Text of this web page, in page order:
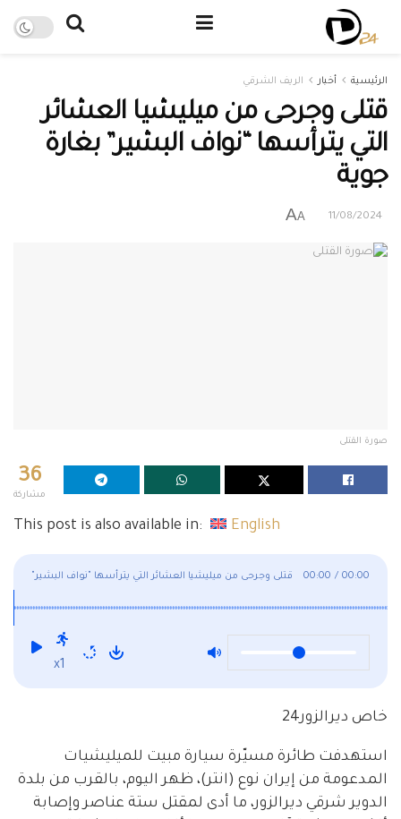
الرئيسية أخبار الريف الشرقي
قتلى وجرحى من ميليشيا العشائر
التي يترأسها “نواف البشير” بغارة
جوية
11/08/2024
A
A
صورة القتلى
36
مشاركة
This post is also available in: English
قتلى وجرحى من ميليشيا العشائر التي يترأسها "نواف البشير" 00:00 / 00:00
x1
خاص ديرالزور24
استهدفت طائرة مسيّرة سيارة مبيت للميليشيات
المدعومة من إيران نوع (انتر)، ظهر اليوم، بالقرب من بلدة
الدوير شرقي ديرالزور، ما أدى لمقتل ستة عناصر وإصابة